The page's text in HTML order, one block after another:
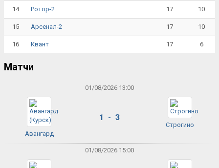
14 Ротор-2 17 10
15 Арсенал-2 17 10
16 Квант 17 6
Матчи
01/08/2026 13:00
Авангард
1 - 3
Строгино
01/08/2026 15:00